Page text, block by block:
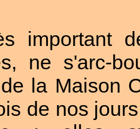
important
ne s'arc-
la Maison
de nos